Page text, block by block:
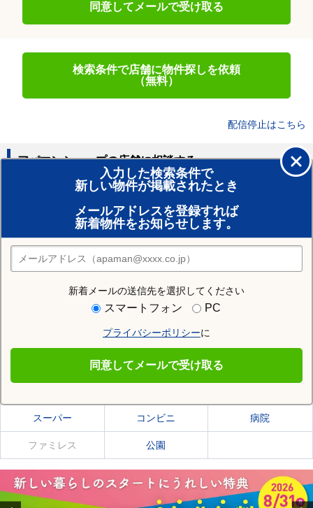
同意してメールで受け取る
検索条件で店舗に物件探しを依頼
（無料）
配信停止はこちら
入力した検索条件で
新しい物件が掲載されたとき
メールアドレスを登録すれば
新着物件をお知らせします。
新着メールの送信先を選択してください
スマートフォン PC
プライバシーポリシーに
同意してメールで受け取る
アパマンショップの店舗に相談する
賃貸のプロがお部屋探し！
おまかせ物件リクエスト
住みたい街の店舗を探す
店舗検索
住む街研究所で羽前長崎駅の情報を見る
羽前長崎駅の施設一覧
スーパー コンビニ 病院
ファミレス 公園